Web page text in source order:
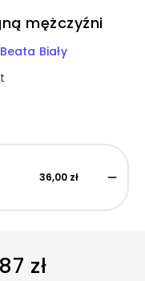
mężczyźni
Beata Biały
36,00 zł
zł